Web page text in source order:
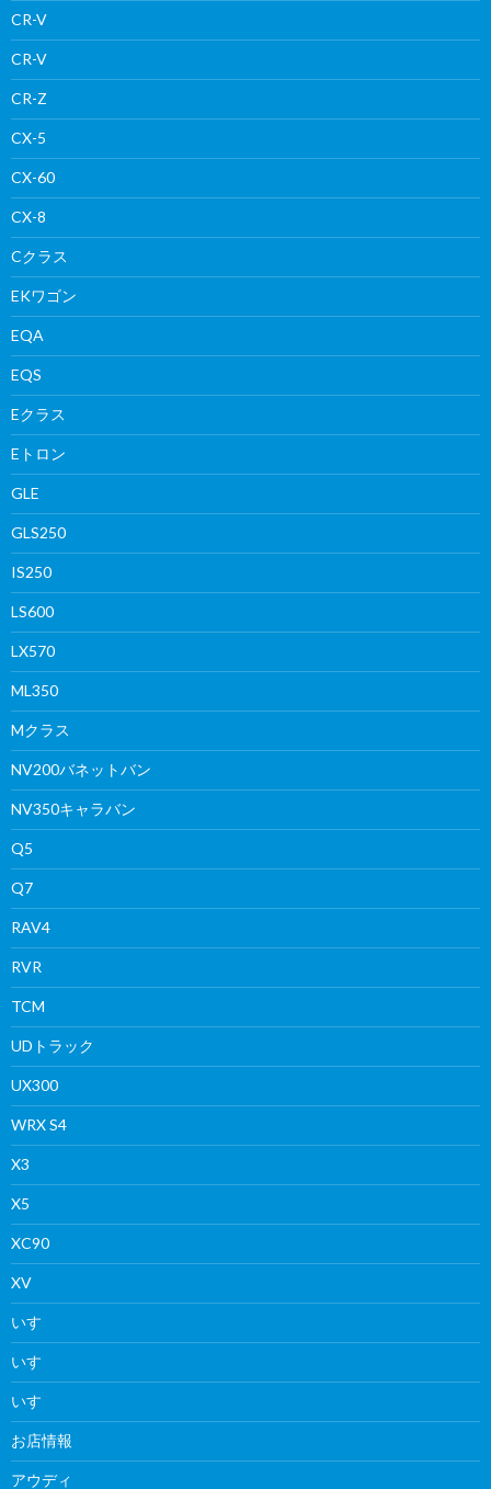
CR-V
CR-V
CR-Z
CX-5
CX-60
CX-8
Cクラス
EKワゴン
EQA
EQS
Eクラス
Eトロン
GLE
GLS250
IS250
LS600
LX570
ML350
Mクラス
NV200バネットバン
NV350キャラバン
Q5
Q7
RAV4
RVR
TCM
UDトラック
UX300
WRX S4
X3
X5
XC90
XV
いすゞ
いすゞ
いすゞ
お店情報
アウディ